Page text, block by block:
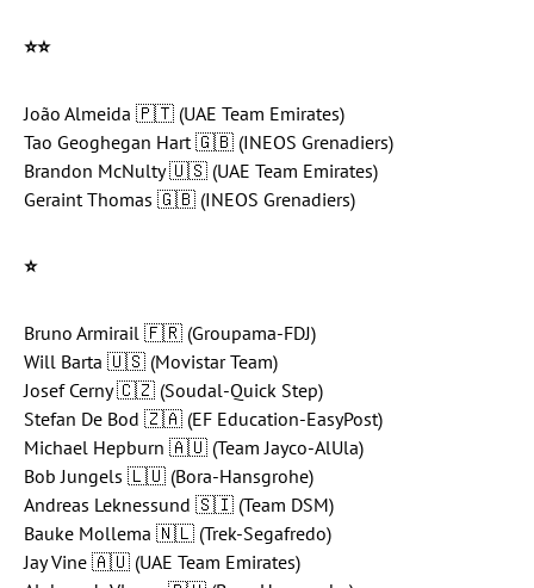
⭐️⭐️
João Almeida 🇵🇹 (UAE Team Emirates)
Tao Geoghegan Hart 🇬🇧 (INEOS Grenadiers)
Brandon McNulty 🇺🇸 (UAE Team Emirates)
Geraint Thomas 🇬🇧 (INEOS Grenadiers)
⭐️
Bruno Armirail 🇫🇷 (Groupama-FDJ)
Will Barta 🇺🇸 (Movistar Team)
Josef Cerny 🇨🇿 (Soudal-Quick Step)
Stefan De Bod 🇿🇦 (EF Education-EasyPost)
Michael Hepburn 🇦🇺 (Team Jayco-AlUla)
Bob Jungels 🇱🇺 (Bora-Hansgrohe)
Andreas Leknessund 🇸🇮 (Team DSM)
Bauke Mollema 🇳🇱 (Trek-Segafredo)
Jay Vine 🇦🇺 (UAE Team Emirates)